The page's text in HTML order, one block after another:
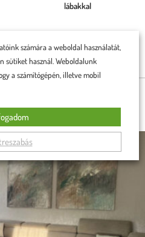
lábakkal
Rögtön a kosárba teszem
számára a weboldal használatát,
sütiket használ. Weboldalunk
a számítógépén, illetve mobil